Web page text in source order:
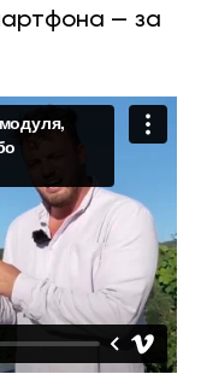
— за